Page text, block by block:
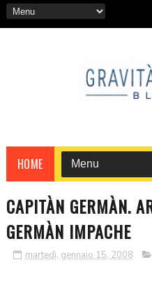
HOME
CAPITÀN GERMÀN.
GERMÀN IMPACHE
martedì, gennaio 15, 2008